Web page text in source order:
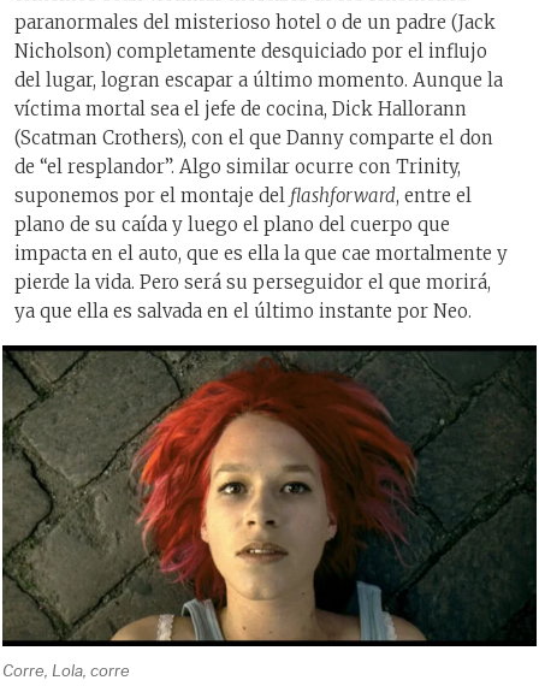
paranormales del misterioso hotel o de un padre (Jack
Nicholson) completamente desquiciado por el influjo
del lugar, logran escapar a último momento. Aunque la
víctima mortal sea el jefe de cocina, Dick Hallorann
(Scatman Crothers), con el que Danny comparte el don
de “el resplandor”. Algo similar ocurre con Trinity,
suponemos por el montaje del flashforward, entre el
plano de su caída y luego el plano del cuerpo que
impacta en el auto, que es ella la que cae mortalmente y
pierde la vida. Pero será su perseguidor el que morirá,
ya que ella es salvada en el último instante por Neo.
Corre, Lola, corre